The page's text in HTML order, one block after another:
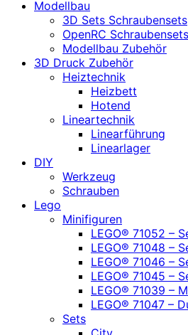
Modellbau
3D Sets Schraubensets
OpenRC Schraubensets
Modellbau Zubehör
3D Druck Zubehör
Heiztechnik
Heizbett
Hotend
Lineartechnik
Linearführung
Linearlager
DIY
Werkzeug
Schrauben
Lego
Minifiguren
LEGO® 71052 –
LEGO® 71048 –
LEGO® 71046 –
LEGO® 71045 –
LEGO® 71039 –
LEGO® 71047 –
Sets